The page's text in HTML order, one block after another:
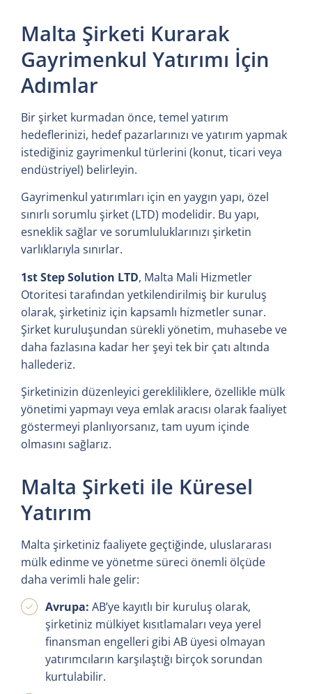
Malta Şirketi Kurarak
Gayrimenkul Yatırımı İçin
Adımlar
Bir şirket kurmadan önce, temel yatırım
hedeflerinizi, hedef pazarlarınızı ve yatırım yapmak
istediğiniz gayrimenkul türlerini (konut, ticari veya
endüstriyel) belirleyin.
Gayrimenkul yatırımları için en yaygın yapı, özel
sınırlı sorumlu şirket (LTD) modelidir. Bu yapı,
esneklik sağlar ve sorumluluklarınızı şirketin
varlıklarıyla sınırlar.
1st Step Solution LTD, Malta Mali Hizmetler
Otoritesi tarafından yetkilendirilmiş bir kuruluş
olarak, şirketiniz için kapsamlı hizmetler sunar.
Şirket kuruluşundan sürekli yönetim, muhasebe ve
daha fazlasına kadar her şeyi tek bir çatı altında
hallederiz.
Şirketinizin düzenleyici gerekliliklere, özellikle mülk
yönetimi yapmayı veya emlak aracısı olarak faaliyet
göstermeyi planlıyorsanız, tam uyum içinde
olmasını sağlarız.
Malta Şirketi ile Küresel
Yatırım
Malta şirketiniz faaliyete geçtiğinde, uluslararası
mülk edinme ve yönetme süreci önemli ölçüde
daha verimli hale gelir:
Avrupa: AB’ye kayıtlı bir kuruluş olarak,
şirketiniz mülkiyet kısıtlamaları veya yerel
finansman engelleri gibi AB üyesi olmayan
yatırımcıların karşılaştığı birçok sorundan
kurtulabilir.